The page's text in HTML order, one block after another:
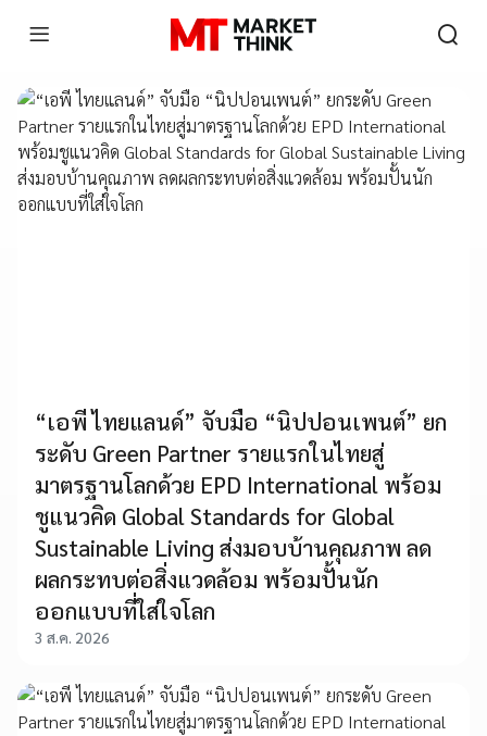
“เอพี ไทยแลนด์” จับมือ “นิปปอนเพนต์” ยก
ระดับ Green Partner รายแรกในไทยสู่
มาตรฐานโลกด้วย EPD International พร้อม
ชูแนวคิด Global Standards for Global
Sustainable Living ส่งมอบบ้านคุณภาพ ลด
ผลกระทบต่อสิ่งแวดล้อม พร้อมปั้นนัก
ออกแบบที่ใส่ใจโลก
3 ส.ค. 2026